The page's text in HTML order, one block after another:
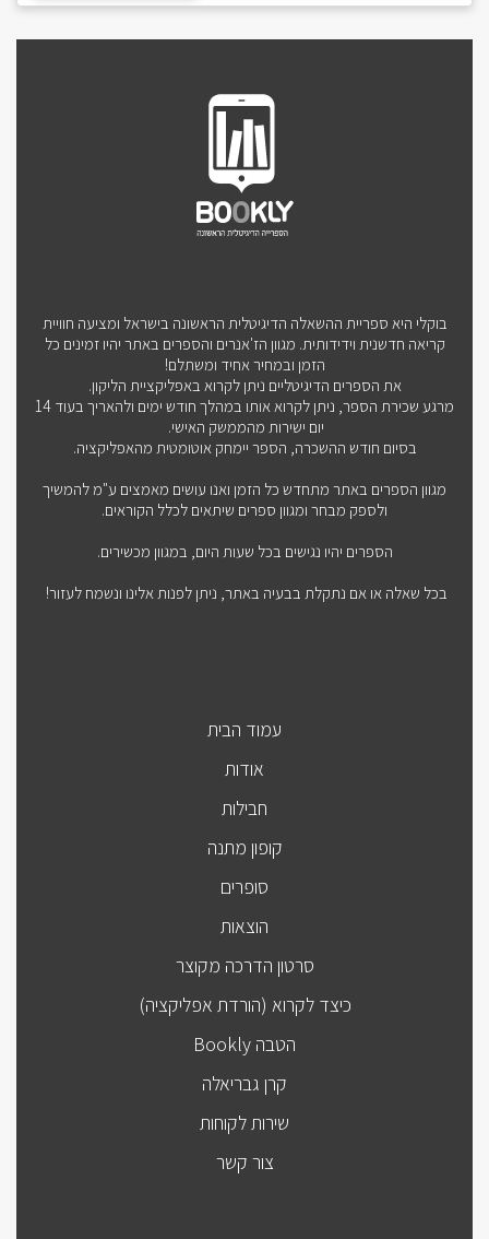
בוקלי היא ספריית ההשאלה הדיגיטלית הראשונה בישראל ומציעה חוויית
קריאה חדשנית וידידותית. מגוון הז'אנרים והספרים באתר יהיו זמינים כל
הזמן ובמחיר אחיד ומשתלם!
את הספרים הדיגיטליים ניתן לקרוא באפליקציית הליקון.
מרגע שכירת הספר, ניתן לקרוא אותו במהלך חודש ימים ולהאריך בעוד 14
יום ישירות מהממשק האישי.
בסיום חודש ההשכרה, הספר יימחק אוטומטית מהאפליקציה.
מגוון הספרים באתר מתחדש כל הזמן ואנו עושים מאמצים ע"מ להמשיך
ולספק מבחר ומגוון ספרים שיתאים לכלל הקוראים.
הספרים יהיו נגישים בכל שעות היום, במגוון מכשירים.
בכל שאלה או אם נתקלת בבעיה באתר, ניתן לפנות אלינו ונשמח לעזור!
עמוד הבית
אודות
חבילות
קופון מתנה
סופרים
הוצאות
סרטון הדרכה מקוצר
כיצד לקרוא (הורדת אפליקציה)
הטבה Bookly
קרן גבריאלה
שירות לקוחות
צור קשר